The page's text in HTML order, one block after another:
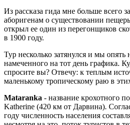
Из рассказа гида мне больше всего
аборигенам о существовании
открыл ее один из перегонщиков
в 1900 году.
Тур несколько затянулся и мы опять
намеченного на тот день графика.
спросите вы? Отвечу: к теплым
маленькому тропическому раю в
Mataranka - название крохотного
Katherine (420 км от Дарвина).
году численность населения